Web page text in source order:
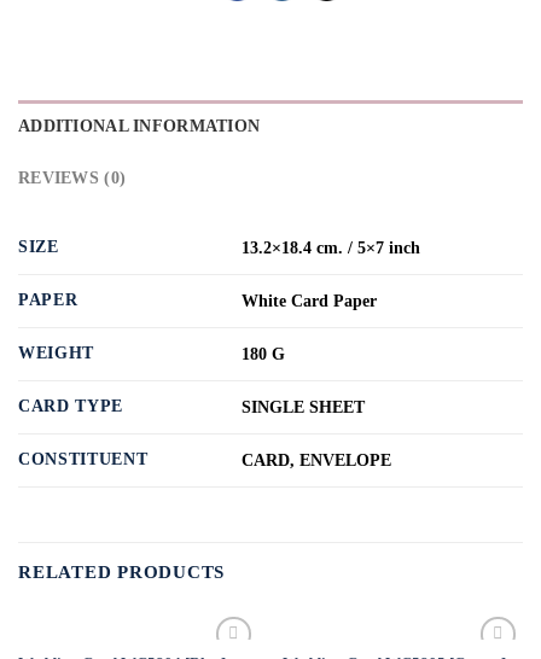
ADDITIONAL INFORMATION
REVIEWS (0)
SIZE 13.2×18.4 cm. / 5×7 inch
PAPER White Card Paper
WEIGHT 180 G
CARD TYPE SINGLE SHEET
CONSTITUENT CARD, ENVELOPE
RELATED PRODUCTS